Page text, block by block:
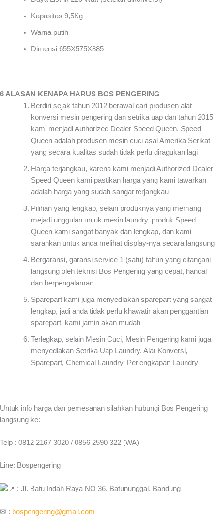
Kapasitas 9,5Kg
Warna putih
Dimensi 655X575X885
6 ALASAN KENAPA HARUS BOS PENGERING
Berdiri sejak tahun 2012 berawal dari produsen alat
konversi mesin pengering dan setrika uap dan tahun 2015
kami menjadi Authorized Dealer Speed Queen, Speed
Queen adalah produsen mesin cuci asal Amerika Serikat
yang secara kualitas sudah tidak perlu diragukan lagi
Harga terjangkau, karena kami menjadi Authorized Dealer
Speed Queen kami pastikan harga yang kami tawarkan
adalah harga yang sudah sangat terjangkau
Pilihan yang lengkap, selain produknya yang memang
mejadi unggulan untuk mesin laundry, produk Speed
Queen kami sangat banyak dan lengkap, dan kami
sarankan untuk anda melihat display-nya secara langsung
Bergaransi, garansi service 1 (satu) tahun yang ditangani
langsung oleh teknisi Bos Pengering yang cepat, handal
dan berpengalaman
Sparepart kami juga menyediakan sparepart yang sangat
lengkap, jadi anda tidak perlu khawatir akan penggantian
sparepart, kami jamin akan mudah
Terlegkap, selain Mesin Cuci, Mesin Pengering kami juga
menyediakan Setrika Uap Laundry, Alat Konversi,
Sparepart, Chemical Laundry, Perlengkapan Laundry
Untuk info harga dan pemesanan silahkan hubungi Bos Pengering
langsung ke:
Telp : 0812 2167 3020 / 0856 2590 322 (WA)
Line: Bospengering
: Jl. Batu Indah Raya NO 36. Batununggal. Bandung
✉ : bospengering@gmail.com